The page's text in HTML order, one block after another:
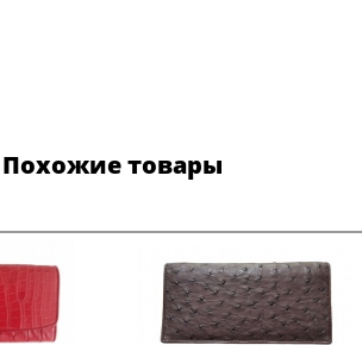
Похожие товары